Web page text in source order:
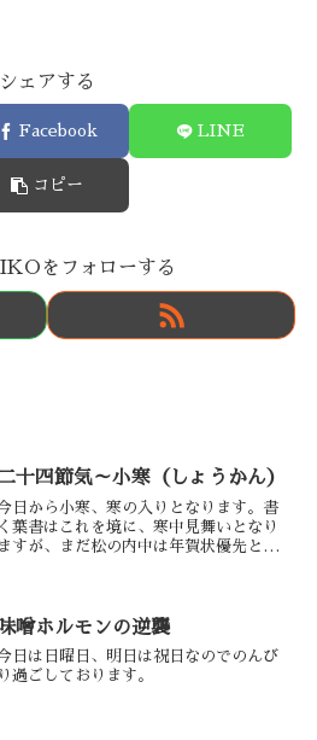
シェアする
Facebook LINE
コピー
をフォローする
十四節気～小寒（しょうかん）
日から小寒、寒の入りとなります。書
く葉書はこれを境に、寒中見舞いとなり
ますが、まだ松の内中は年賀状優先とな
噌ホルモンの逆襲
日は日曜日、明日は祝日なのでのんび
り過ごしております。